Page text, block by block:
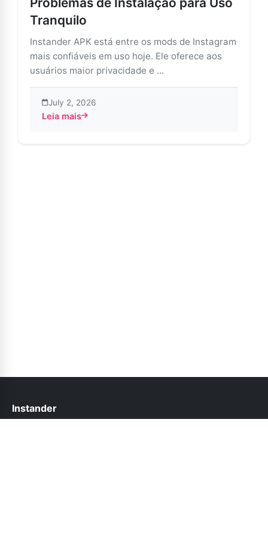
Tranquilo
Instander APK está entre os mods de Instagram
mais confiáveis em uso hoje. Ele oferece aos
usuários maior privacidade e ...
July 2, 2026
Leia mais
about Instander APK – Corrigir Problemas de
Instander